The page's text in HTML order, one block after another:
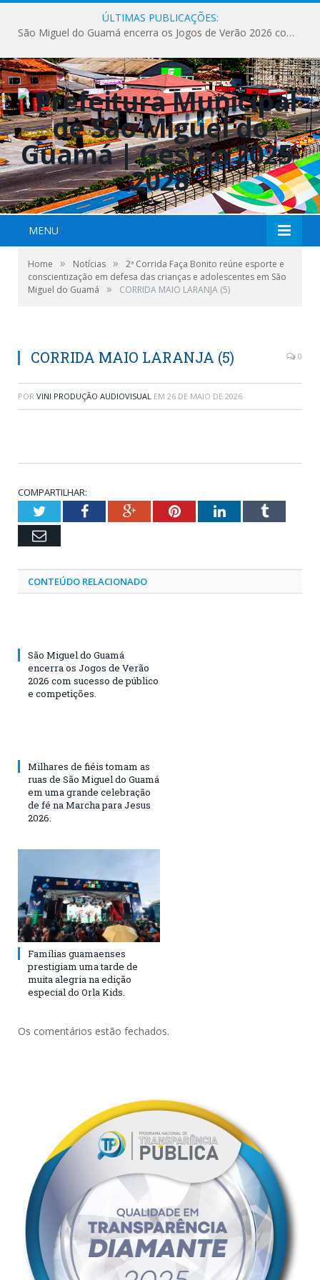
ÚLTIMAS PUBLICAÇÕES:
São Miguel do Guamá encerra os Jogos de Verão 2026 com sucesso de público e competições.
MENU
Home » Notícias »
2ª Corrida Faça Bonito reúne esporte e
conscientização em defesa das crianças e adolescentes em São
Miguel do Guamá
» CORRIDA MAIO LARANJA (5)
CORRIDA MAIO LARANJA (5) 0
POR VINI PRODUÇÃO AUDIOVISUAL EM 26 DE MAIO DE 2026
COMPARTILHAR:
TwitterFacebookGoogle+PinterestLinkedInTumblr
Email
CONTEÚDO RELACIONADO
São Miguel do Guamá
encerra os Jogos de Verão
2026 com sucesso de público
e competições.
Milhares de fiéis tomam as
ruas de São Miguel do Guamá
em uma grande celebração
de fé na Marcha para Jesus
2026.
Famílias guamaenses
prestigiam uma tarde de
muita alegria na edição
especial do Orla Kids.
Os comentários estão fechados.